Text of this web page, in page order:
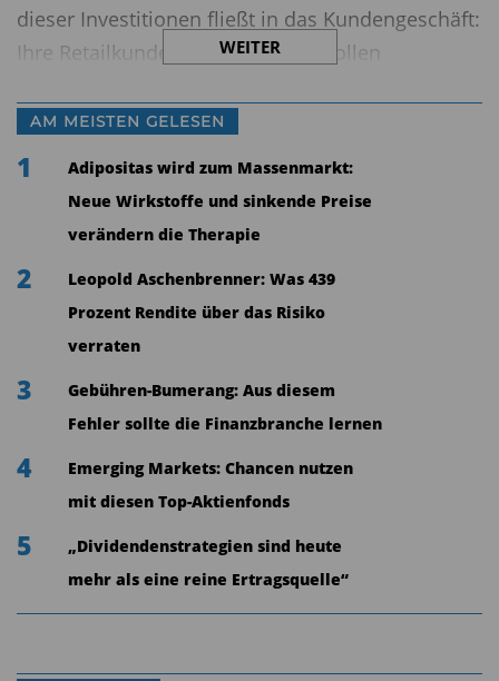
dieser Investitionen fließt in das Kundengeschäft:
Ihre Retailkunden, die anspruchsvollen
Bank online, mobile und in den Filialen verstärkt
mit digitalen Produkten und Dienstleistungen
ansprechen und beraten.
Für die kommenden zwölf Monate hat die
Deutsche Bank einen detaillierten Fahrplan
entwickelt, der die Einführung zahlreicher
weiterer digitaler Innovationen vorsieht. So bringt
den Markt, die im Laufe des Jahres unter
anderem Geldtransfers an Freunde und Bekannte
(Peer-to-Peer) sowie das kontaktlose Bezahlen in
Geschäften selbstverständlich machen wird.
Kooperation mit jungen FinTechs
Kooperationspartner aus der FinTech-Branche
WEITER
AM MEISTEN GELESEN
1
Adipositas wird zum Massenmarkt:
Neue Wirkstoffe und sinkende Preise
verändern die Therapie
2
Leopold Aschenbrenner: Was 439
Prozent Rendite über das Risiko
verraten
3
Gebühren-Bumerang: Aus diesem
Fehler sollte die Finanzbranche lernen
4
Emerging Markets: Chancen nutzen
mit diesen Top-Aktienfonds
5
„Dividendenstrategien sind heute
mehr als eine reine Ertragsquelle“